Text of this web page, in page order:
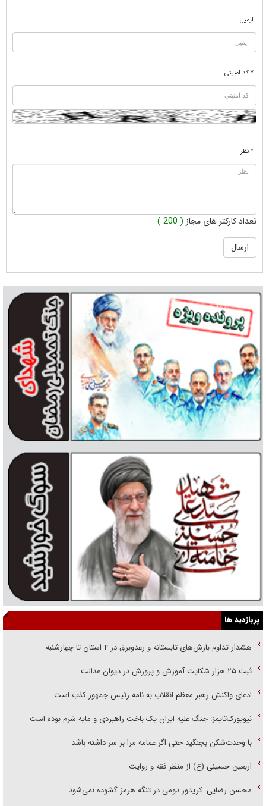
ایمیل
* کد امنیتی
* نظر
تعداد کارکتر های مجاز ( 200 )
پربازدید ها
هشدار تداوم بارش‌های تابستانه و رعدوبرق در ۴ استان تا چهارشنبه
ثبت ۲۵ هزار شکایت آموزش و پرورش در دیوان عدالت
ادعای واکنش رهبر معظم انقلاب به نامه رئیس جمهور کذب است
نیویورک‌تایمز: جنگ علیه ایران یک باخت راهبردی و مایه شرم بوده است
با وحدت‌شکن بجنگید حتی اگر عمامه مرا بر سر داشته باشد
اربعین حسینی (ع) از منظر فقه و روایت
محسن رضایی: کریدور دومی در تنگه هرمز گشوده نمی‌شود